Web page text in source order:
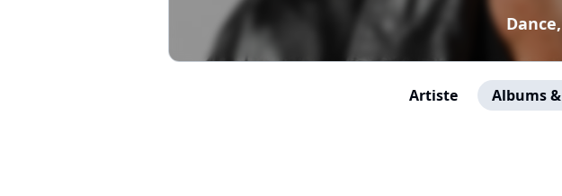
Artiste Albums